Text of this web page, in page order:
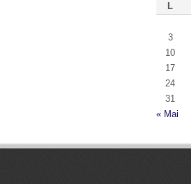
L
3
10
17
24
31
« Mai